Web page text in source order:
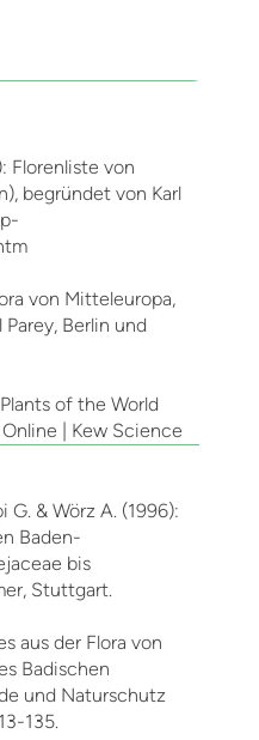
Florenliste von
begründet von Karl
von Mitteleuropa,
Parey, Berlin und
of the World
| Kew Science
G. & Wörz A. (1996):
Baden-
bis
Stuttgart.
aus der Flora von
Badischen
und Naturschutz
135.